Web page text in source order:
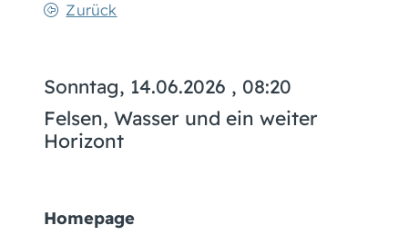
Zurück
Sonntag, 14.06.2026 , 08:20
Felsen, Wasser und ein weiter
Horizont
Homepage